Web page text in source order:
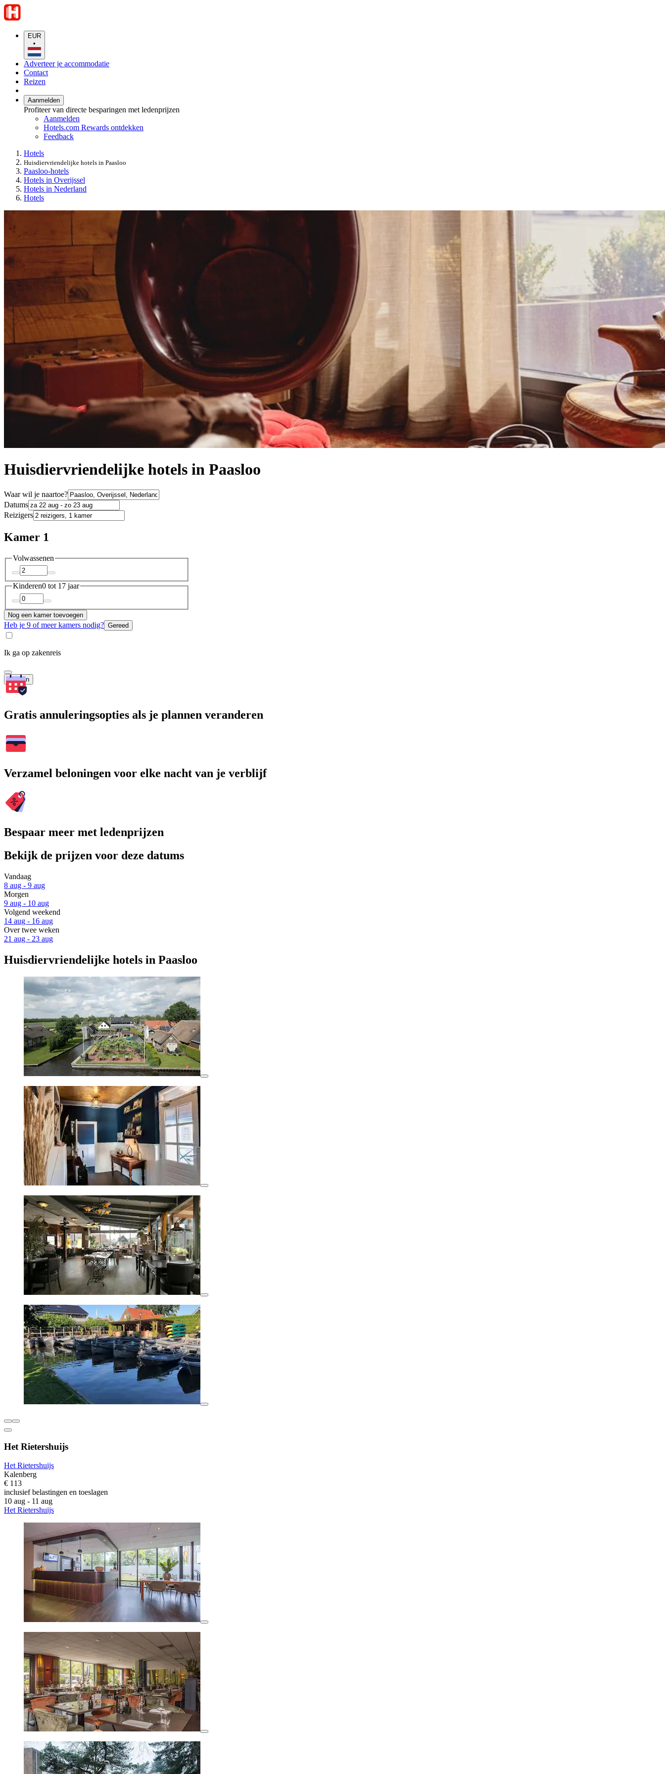
EUR
•
Adverteer je accommodatie
Contact
Reizen
Aanmelden
Profiteer van directe besparingen met ledenprijzen
Aanmelden
Hotels.com Rewards ontdekken
Feedback
Hotels
Huisdiervriendelijke hotels in Paasloo
Paasloo-hotels
Hotels in Overijssel
Hotels in Nederland
Hotels
Huisdiervriendelijke hotels in Paasloo
Waar wil je naartoe?
Datums
Reizigers
Kamer 1
Volwassenen
Kinderen0 tot 17 jaar
Nog een kamer toevoegen
Heb je 9 of meer kamers nodig? Gereed
Ik ga op zakenreis
Zoeken
Gratis annuleringsopties als je plannen veranderen
Verzamel beloningen voor elke nacht van je verblijf
Bespaar meer met ledenprijzen
Bekijk de prijzen voor deze datums
Vandaag
8 aug - 9 aug
Morgen
9 aug - 10 aug
Volgend weekend
14 aug - 16 aug
Over twee weken
21 aug - 23 aug
Huisdiervriendelijke hotels in Paasloo
Het Rietershuijs
Het Rietershuijs
Kalenberg
€ 113
inclusief belastingen en toeslagen
10 aug - 11 aug
Het Rietershuijs